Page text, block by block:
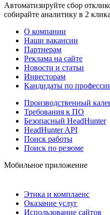
Автоматизируйте сбор
собирайте аналитику в 2 клика
О компании
Наши вакансии
Партнерам
Реклама на сайте
Новости и статьи
Инвесторам
Кандидаты по
Производственный
Требования к ПО
Безопасный HeadHunter
HeadHunter API
Поиск работы
Поиск по резюме
Мобильное приложение
Этика и комплаенс
Оказание услуг
Использование сайтов